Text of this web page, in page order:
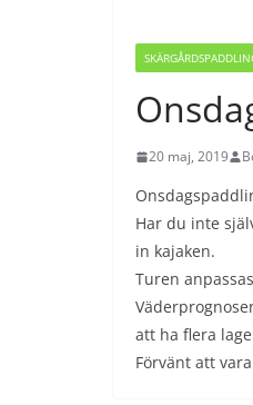
20 maj, 2019
Har du inte
in kajaken.
Turen
att ha flera
Förvänt att